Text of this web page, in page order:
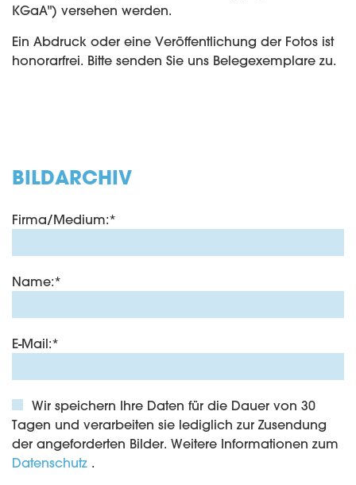
KGaA") versehen werden.
Ein Abdruck oder eine Veröffentlichung der Fotos ist
honorarfrei. Bitte senden Sie uns Belegexemplare zu.
BILDARCHIV
Firma/Medium:*
Name:*
E-Mail:*
Tagen und verarbeiten sie lediglich zur Zusendung
der angeforderten Bilder. Weitere Informationen zum
Datenschutz .